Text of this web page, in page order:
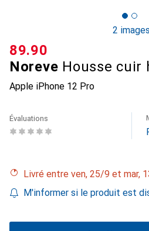
2 images
Noreve Housse cuir
Apple iPhone 12 Pro
CHF
89.90
Évaluations
Livré entre ven, 25/9 et mar,
M'informer si le produit est